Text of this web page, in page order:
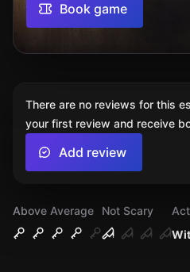
Book game
Above Average
Not Scary
There are no reviews for this
your first review and receive
Add review